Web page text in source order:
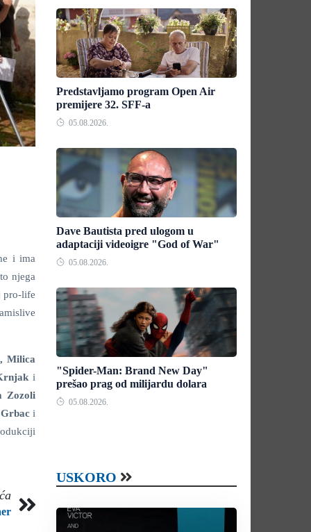
i ima
njega
pro-life
Milica
i
Zozoli
Grbaci
Predstavljamo program Open Air
premijere 32. SFF-a
05.08.2026.
Dave Bautista pred ulogom u
adaptaciji videoigre "God of War"
05.08.2026.
"Spider-Man: Brand New Day"
prešao prag od milijardu dolara
05.08.2026.
USKORO